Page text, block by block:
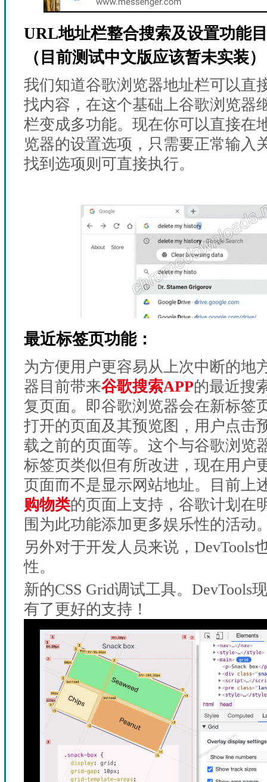
URL地址栏整合搜索及设置功能
（目前测试中文版应该暂未实装）
我们知道谷歌浏览器地址栏可以直
找内容，在这个基础上谷歌浏览器
栏变成多功能。现在你可以直接在
览器的设置选项，只需要正常输入
找到选项则可直接执行。
最近标签页功能：
为方便用户更容易从上次中断的地
器目前带来谷歌搜索APP的最近搜
复页面。即谷歌浏览器会在新标签
打开的页面及其预览图，用户点击
载之前的页面等。这个与谷歌浏览
标签页类似但有所改进，现在用户
页面而不是显示网站地址。目前上
购物类的页面上支持，谷歌计划在
围为此功能添加更多娱乐性的活动
另外对于开发人员来说，DevTools
性。
新的CSS Grid调试工具。DevTools
有了更好的支持！